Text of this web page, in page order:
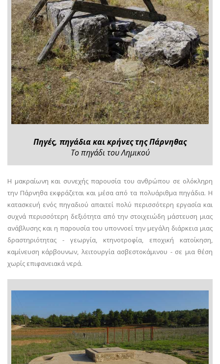
Πηγές, πηγάδια και κρήνες της Πάρνηθας
Το πηγάδι του Λημικού
Η μακραίωνη και συνεχής παρουσία του ανθρώπου σε ολόκληρη
την Πάρνηθα εκφράζεται και μέσα από τα πολυάριθμα πηγάδια. Η
κατασκευή ενός πηγαδιού απαιτεί πολύ περισσότερη εργασία και
συχνά περισσότερη δεξιότητα από την στοιχειώδη μάστευση μιας
ανάβλυσης και η παρουσία του υποννοεί την μεγάλη διάρκεια μιας
δραστηριότητας - γεωργία, κτηνοτροφία, εποχική κατοίκηση,
καμίνευση κάρβουνων, λειτουργία ασβεστοκάμινου - σε μια θέση
χωρίς επιφανειακά νερά.